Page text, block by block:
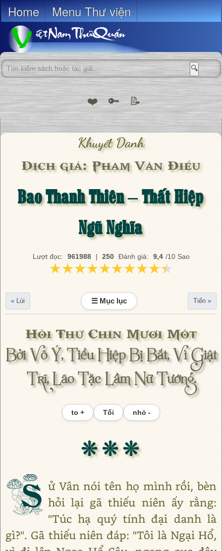
Home Menu Thư viện
🔍
❤️ 🔑 📝
Khuyết Danh
Dịch giả: Phạm Văn Điểu
Bao Thanh Thiên – Thất Hiệp
Ngũ Nghĩa
Lượt đọc: 961988 | 250 Đánh giá: 9,4 /10 Sao
★★★★★★★★★★
★★★★★★★★★★
« Lùi ☰ Mục lục Tiến »
Hồi Thứ Chín Mươi Mốt
Bởi Vô Ý, Tiểu Hiệp Bị Bắt, Vì Giật
Trĩ, Lão Tặc Lầm Nữ Tướng.
to + Tối nhỏ -
❊ ❊ ❊
S ử Vân nói tên họ mình rồi, bèn
hỏi lại gã thiếu niên ấy rằng:
"Túc hạ quý tính đại danh là
gì?". Gã thiếu niên đáp: "Tôi là Ngại Hổ,